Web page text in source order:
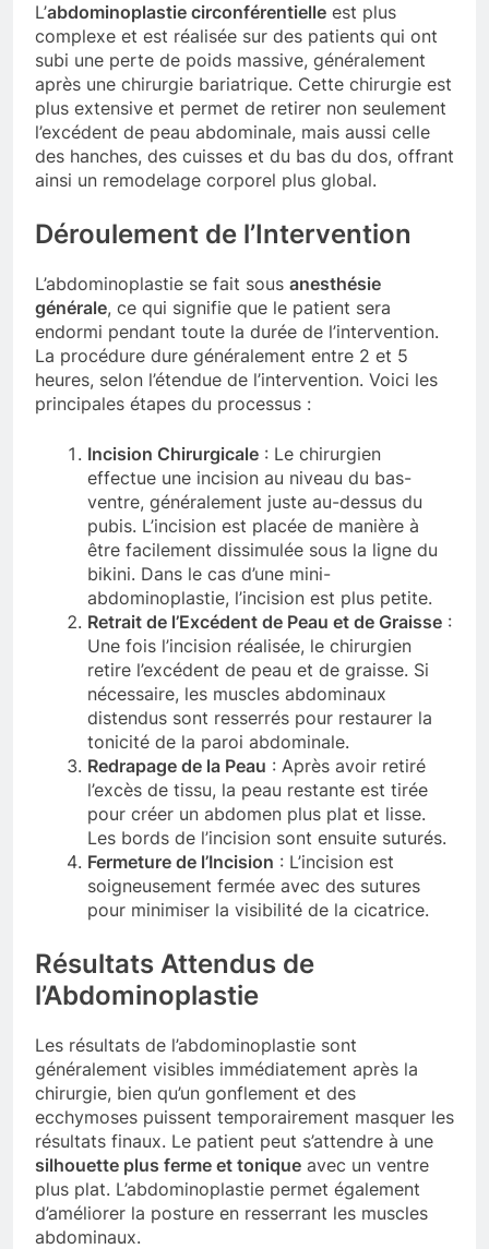
L’abdominoplastie circonférentielle est plus
complexe et est réalisée sur des patients qui ont
subi une perte de poids massive, généralement
après une chirurgie bariatrique. Cette chirurgie est
plus extensive et permet de retirer non seulement
l’excédent de peau abdominale, mais aussi celle
des hanches, des cuisses et du bas du dos, offrant
ainsi un remodelage corporel plus global.
Déroulement de l’Intervention
L’abdominoplastie se fait sous anesthésie
générale, ce qui signifie que le patient sera
endormi pendant toute la durée de l’intervention.
La procédure dure généralement entre 2 et 5
heures, selon l’étendue de l’intervention. Voici les
principales étapes du processus :
Incision Chirurgicale : Le chirurgien
effectue une incision au niveau du bas-
ventre, généralement juste au-dessus du
pubis. L’incision est placée de manière à
être facilement dissimulée sous la ligne du
bikini. Dans le cas d’une mini-
abdominoplastie, l’incision est plus petite.
Retrait de l’Excédent de Peau et de Graisse :
Une fois l’incision réalisée, le chirurgien
retire l’excédent de peau et de graisse. Si
nécessaire, les muscles abdominaux
distendus sont resserrés pour restaurer la
tonicité de la paroi abdominale.
Redrapage de la Peau : Après avoir retiré
l’excès de tissu, la peau restante est tirée
pour créer un abdomen plus plat et lisse.
Les bords de l’incision sont ensuite suturés.
Fermeture de l’Incision : L’incision est
soigneusement fermée avec des sutures
pour minimiser la visibilité de la cicatrice.
Résultats Attendus de
l’Abdominoplastie
Les résultats de l’abdominoplastie sont
généralement visibles immédiatement après la
chirurgie, bien qu’un gonflement et des
ecchymoses puissent temporairement masquer les
résultats finaux. Le patient peut s’attendre à une
silhouette plus ferme et tonique avec un ventre
plus plat. L’abdominoplastie permet également
d’améliorer la posture en resserrant les muscles
abdominaux.